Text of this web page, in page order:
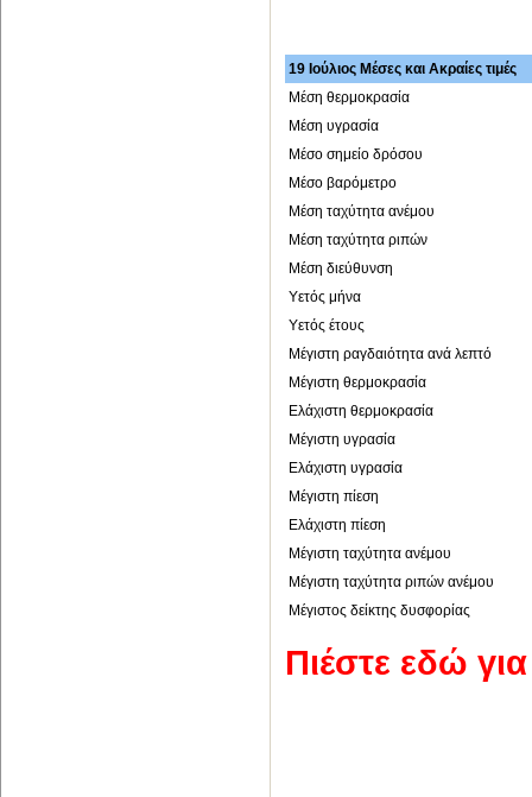
19 Ιούλιος Μέσες και Ακραίες τιμές
Μέση θερμοκρασία
Μέση υγρασία
Μέσο σημείο δρόσου
Μέσο βαρόμετρο
Μέση ταχύτητα ανέμου
Μέση ταχύτητα ριπών
Μέση διεύθυνση
Υετός μήνα
Υετός έτους
Μέγιστη ραγδαιότητα ανά λεπτό
Μέγιστη θερμοκρασία
Ελάχιστη θερμοκρασία
Μέγιστη υγρασία
Ελάχιστη υγρασία
Μέγιστη πίεση
Ελάχιστη πίεση
Μέγιστη ταχύτητα ανέμου
Μέγιστη ταχύτητα ριπών ανέμου
Μέγιστος δείκτης δυσφορίας
Πιέστε εδώ